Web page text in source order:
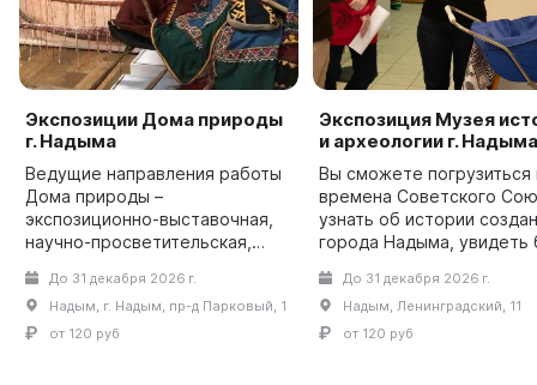
Экспозиции Дома природы
г. Надыма
Ведущие направления работы
Дома природы –
экспозиционно-выставочная,
научно-просветительская,
организационная и учетно-
хранительская деятельность.
Сейчас в музее работают с...
До 31 декабря 2026 г.
Надым, г. Надым, пр-д Парковый, 1
от 120 руб
Экспозиция Музея
и археологии г. Надыма
Вы сможете погрузиться
времена Советского
узнать об истории
города Надыма, увидеть
Севера. В экспозиции,
посвященной
поселкам Надымског...
До 31 декабря 2026 г.
Надым, Ленинградский, 11
от 120 руб